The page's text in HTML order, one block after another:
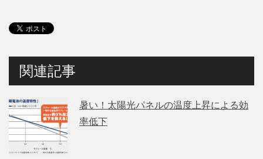
関連記事
暑い！太陽光パネルの温度上昇による効
率低下